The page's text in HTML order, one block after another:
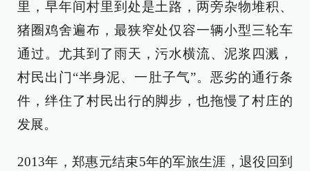
里，早年间村里到处是土路，两旁杂物堆积、
猪圈鸡舍遍布，最狭窄处仅容一辆小型三轮车
通过。尤其到了雨天，污水横流、泥浆四溅，
村民出门“半身泥、一肚子气”。恶劣的通行条
件，绊住了村民出行的脚步，也拖慢了村庄的
发展。
2013年，郑惠元结束5年的军旅生涯，退役回到